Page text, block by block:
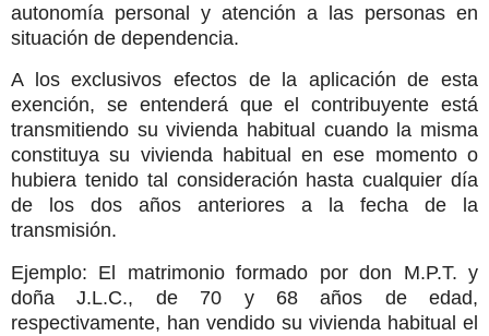
autonomía personal y atención a las personas en
situación de dependencia.
A los exclusivos efectos de la aplicación de esta
exención, se entenderá que el contribuyente está
transmitiendo su vivienda habitual cuando la misma
constituya su vivienda habitual en ese momento o
hubiera tenido tal consideración hasta cualquier día
de los dos años anteriores a la fecha de la
transmisión.
Ejemplo: El matrimonio formado por don M.P.T. y
doña J.L.C., de 70 y 68 años de edad,
respectivamente, han vendido su vivienda habitual el